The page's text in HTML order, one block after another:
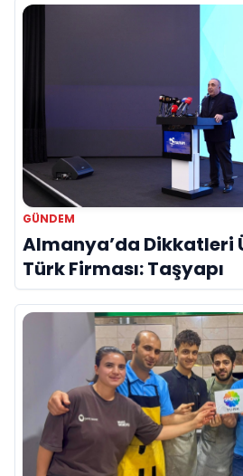
GÜNDEM
Almanya’da Dikkatleri
Türk Firması: Taşyapı